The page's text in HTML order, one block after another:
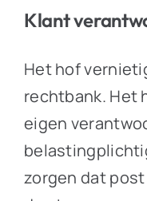
Klant
Het hof
rechtbank. Het
eigen
zorgen dat